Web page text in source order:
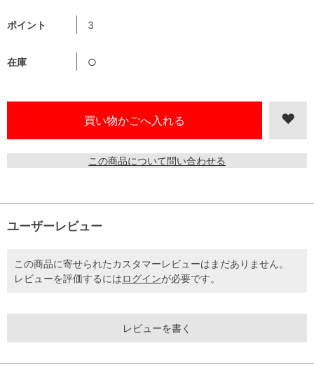
ポイント 3
在庫 ○
この商品について問い合わせる
ユーザーレビュー
この商品に寄せられたカスタマーレビューはまだありません。
レビューを評価するにはログインが必要です。
レビューを書く